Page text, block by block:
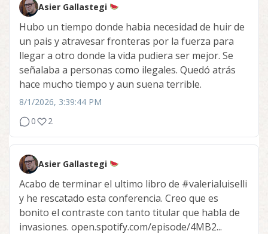
Asier Gallastegi
Hubo un tiempo donde habia necesidad de huir de
un pais y atravesar fronteras por la fuerza para
llegar a otro donde la vida pudiera ser mejor. Se
señalaba a personas como ilegales. Quedó atrás
hace mucho tiempo y aun suena terrible.
8/1/2026, 3:39:44 PM
0
2
Asier Gallastegi
Acabo de terminar el ultimo libro de #valerialuiselli
y he rescatado esta conferencia. Creo que es
bonito el contraste con tanto titular que habla de
invasiones. open.spotify.com/episode/4MB2...